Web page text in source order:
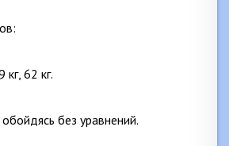
кг, 62 кг.
без уравнений.